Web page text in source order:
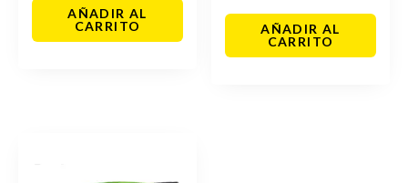
AÑADIR AL
CARRITO
AÑADIR AL
CARRITO